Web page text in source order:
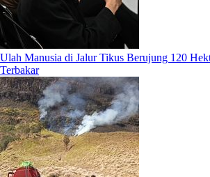
Ulah Manusia di Jalur Tikus Berujung 120
Terbakar